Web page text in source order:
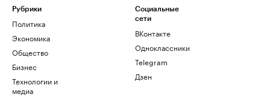
Рубрики
Политика
Экономика
Общество
Бизнес
Технологии и
медиа
Социальные
сети
ВКонтакте
Одноклассники
Telegram
Дзен